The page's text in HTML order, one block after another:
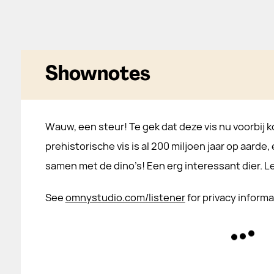
Shownotes
Wauw, een steur! Te gek dat deze vis nu voorbij
prehistorische vis is al 200 miljoen jaar op aarde,
samen met de dino’s! Een erg interessant dier.
Seeomnystudio.com/listenerfor privacy